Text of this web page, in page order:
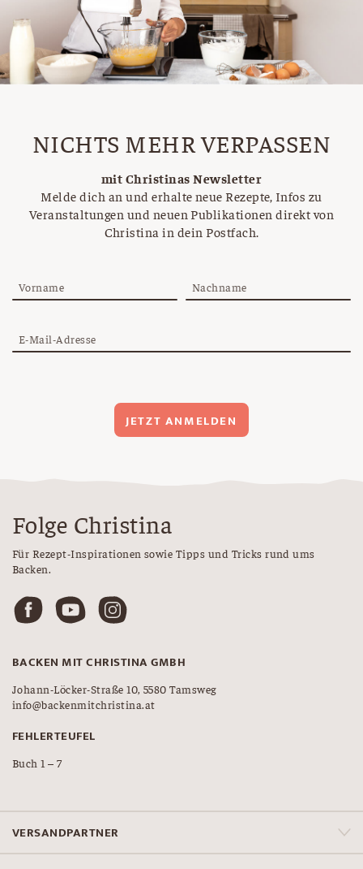
NICHTS MEHR VERPASSEN
mit Christinas Newsletter
Melde dich an und erhalte neue Rezepte, Infos zu
Veranstaltungen und neuen Publikationen direkt von
Christina in dein Postfach.
Vorname Nachname
E-Mail-Adresse
JETZT ANMELDEN
Folge Christina
Für Rezept-Inspirationen sowie Tipps und Tricks rund ums
Backen.
BACKEN MIT CHRISTINA GMBH
Johann-Löcker-Straße 10, 5580 Tamsweg
info@backenmitchristina.at
FEHLERTEUFEL
Buch 1 – 7
VERSANDPARTNER